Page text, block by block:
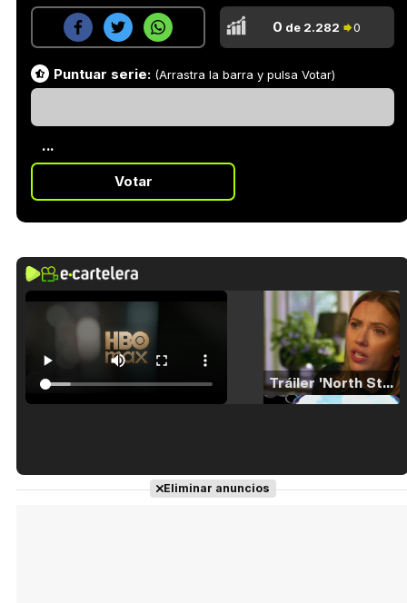
0 de 2.282 0
Puntuar serie: (Arrastra la barra y pulsa Votar)
...
Votar
Tráiler 'North Star' (2023)
Tráiler en español de 'La isla olvidada'
Eliminar anuncios